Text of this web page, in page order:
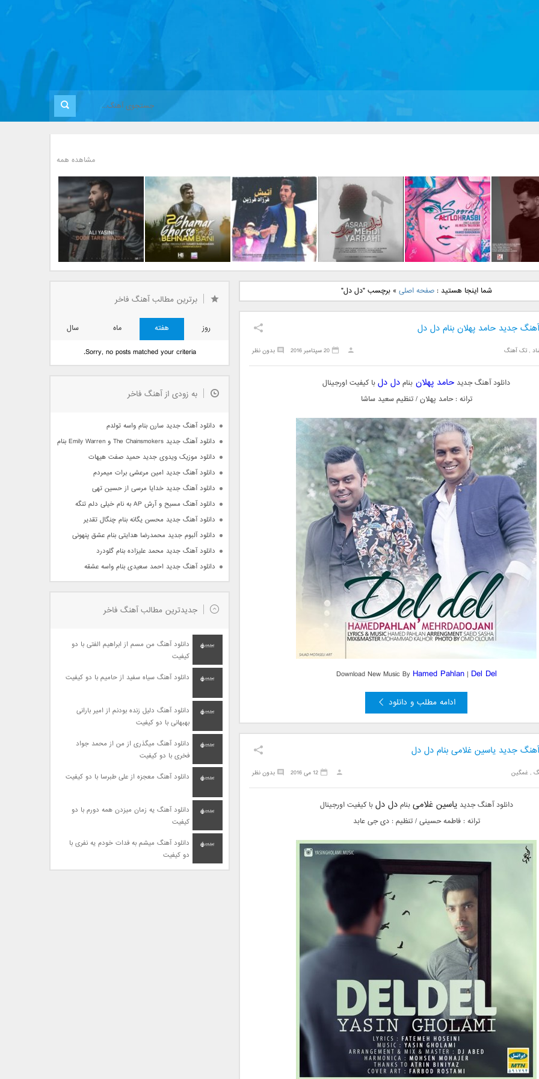
مشاهده همه
جدید رضا
دانلود آهنگ جدید علی
لهراسبی بنام صورت
دانلود آهنگ جدید مهدی
یراحی بنام اسرار
دانلود آهنگ جدید فرزاد
بانی بنام قرص قمر 2
یاسینی بنام دورترین نزدیک
شما اینجا هستید :صفحه اصلی »برچسب "دل دل"
آهنگ جدید حامد پهلان بنام دل دل
,تک آهنگ بدون نظر 20 سپتامبر 2016
دانلود آهنگ جدید حامد پهلان بنامدل دلبا کیفیت اورجینال
ترانه : حامد پهلان / تنظیم سعید ساشا
Download New Music By Hamed Pahlan| Del Del
ادامه مطلب و دانلود
آهنگ جدید یاسین غلامی بنام دل دل
,غمگین بدون نظر 12 می 2016
دانلود آهنگ جدیدیاسین غلامیبنامدل دلبا کیفیت اورجینال
ترانه : فاطمه حسینی / تنظیم : دی جی عابد
برترین مطالب آهنگ فاخر
روز هفته ماه
سال
Sorry, no posts matched your criteria.
به زودی از آهنگ فاخر
دانلود آهنگ جدید سارن بنام واسه تولدم
دانلود آهنگ جدید The Chainsmokers و Emily Warren بنام Side Effects
دانلود موزیک ویدوی جدید حمید صفت هیهات
دانلود آهنگ جدید امین مرعشی برات میمردم
دانلود آهنگ جدید خدایا مرسی از حسین تهی
دانلود آهنگ مسیح و آرش AP به نام خیلی دلم تنگه
دانلود آهنگ جدید محسن یگانه بنام چنگال تقدیر
دانلود آلبوم جدید محمدرضا هدایتی بنام عشق پنهونی
دانلود آهنگ جدید محمد علیزاده بنام گلودرد
دانلود آهنگ جدید احمد سعیدی بنام واسه عشقه
جدیدترین مطالب آهنگ فاخر
دانلود آهنگ من مسم از ابراهیم الفتی با دو
کیفیت
دانلود آهنگ سیاه سفید از حامیم با دو کیفیت
دانلود آهنگ دلیل زنده بودنم از امیر بارانی
بهبهانی با دو کیفیت
دانلود آهنگ میگذری از من از محمد جواد
فخری با دو کیفیت
دانلود آهنگ معجزه از علی طبرسا با دو کیفیت
دانلود آهنگ یه زمان میزدن همه دورم با دو
کیفیت
دانلود آهنگ میشم به فدات خودم یه نفری با
دو کیفیت